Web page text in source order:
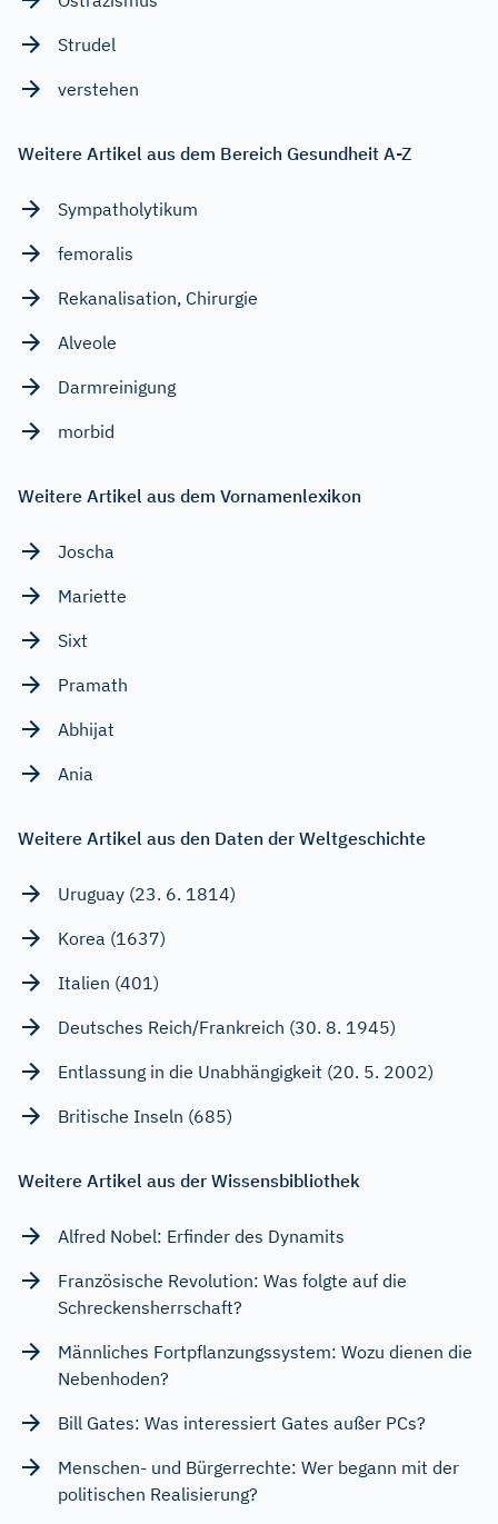
Strudel
verstehen
Weitere Artikel aus dem Bereich Gesundheit A-Z
Sympatholytikum
femoralis
Rekanalisation, Chirurgie
Alveole
Darmreinigung
morbid
Weitere Artikel aus dem Vornamenlexikon
Joscha
Mariette
Sixt
Pramath
Abhijat
Ania
Weitere Artikel aus den Daten der Weltgeschichte
Uruguay (23. 6. 1814)
Korea (1637)
Italien (401)
Deutsches Reich/Frankreich (30. 8. 1945)
Entlassung in die Unabhängigkeit (20. 5. 2002)
Britische Inseln (685)
Weitere Artikel aus der Wissensbibliothek
Alfred Nobel: Erfinder des Dynamits
Französische Revolution: Was folgte auf die
Schreckensherrschaft?
Männliches Fortpflanzungssystem: Wozu dienen die
Nebenhoden?
Bill Gates: Was interessiert Gates außer PCs?
Menschen- und Bürgerrechte: Wer begann mit der
politischen Realisierung?